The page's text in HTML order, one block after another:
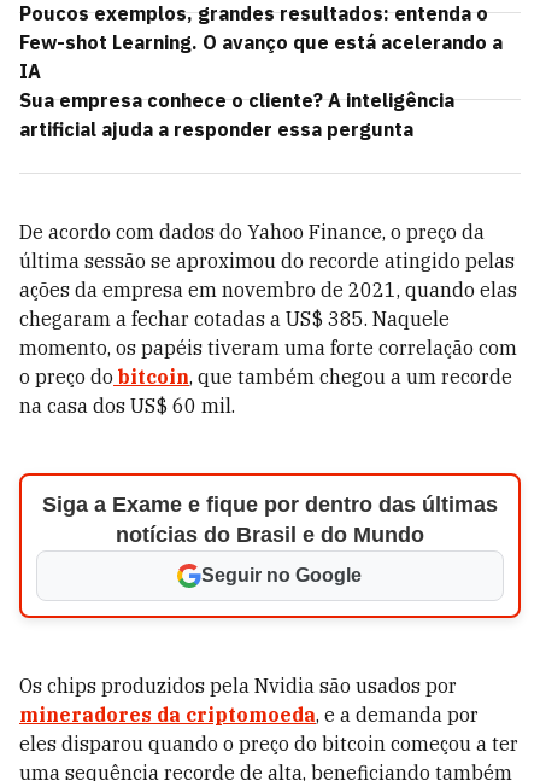
Poucos exemplos, grandes resultados: entenda o
Few-shot Learning. O avanço que está acelerando a
IA
Sua empresa conhece o cliente? A inteligência
artificial ajuda a responder essa pergunta
De acordo com dados do Yahoo Finance, o preço da
última sessão se aproximou do recorde atingido pelas
ações da empresa em novembro de 2021, quando elas
chegaram a fechar cotadas a US$ 385. Naquele
momento, os papéis tiveram uma forte correlação com
o preço do bitcoin, que também chegou a um recorde
na casa dos US$ 60 mil.
Siga a Exame e fique por dentro das últimas
notícias do Brasil e do Mundo
Seguir no Google
Os chips produzidos pela Nvidia são usados por
mineradores da criptomoeda, e a demanda por
eles disparou quando o preço do bitcoin começou a ter
uma sequência recorde de alta, beneficiando também